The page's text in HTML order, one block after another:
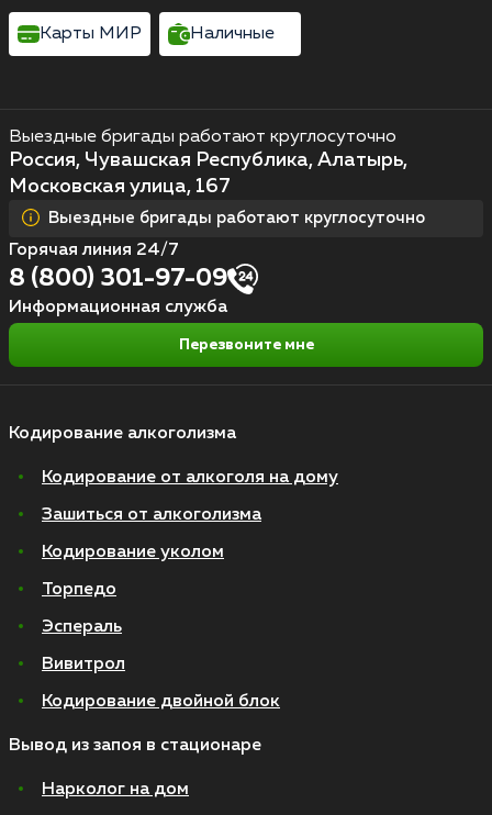
Кодирование алкоголизма
Кодирование от алкоголя на дому
Зашиться от алкоголизма
Кодирование уколом
Торпедо
Эспераль
Вивитрол
Кодирование двойной блок
Вывод из запоя в стационаре
Нарколог на дом
Выездные бригады работают круглосуточно
Россия, Чувашская Республика, Алатырь,
Московская улица, 167
Выездные бригады работают круглосуточно
Горячая линия 24/7
8 (800) 301-97-09
Информационная служба
Перезвоните мне
Карты МИР Наличные